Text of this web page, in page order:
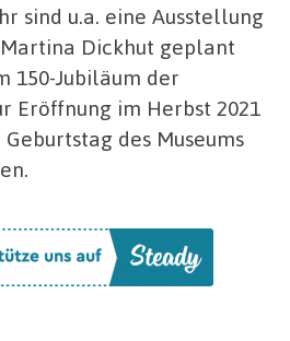
sind u.a. eine Ausstellung
Dickhut geplant
150-Jubiläum der
Eröffnung im Herbst 2021
des Museums